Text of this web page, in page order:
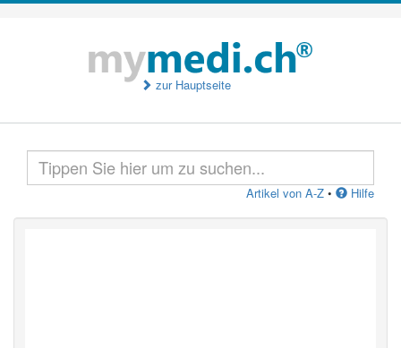
zur Hauptseite
Artikel von A-Z • Hilfe